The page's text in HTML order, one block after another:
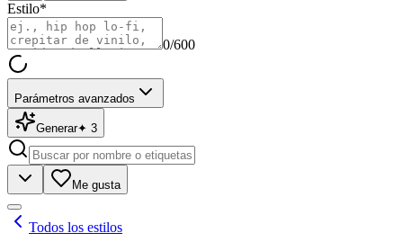
Estilo*
0/600
Parámetros avanzados
Generar✦ 3
Me gusta
Todos los estilos